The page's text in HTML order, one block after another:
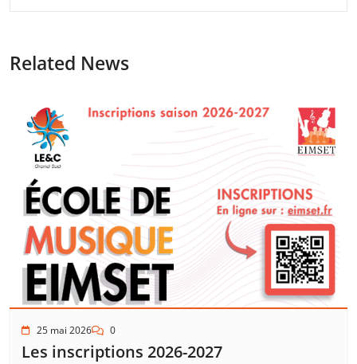
Related News
25 mai 2026 0
Les inscriptions 2026-2027